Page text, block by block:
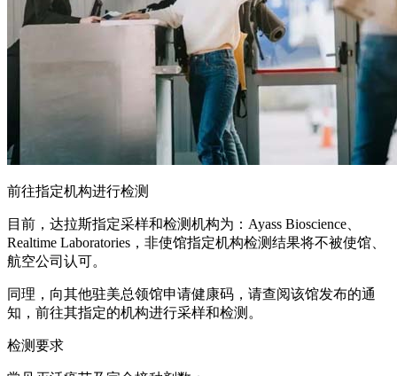
前往指定机构进行检测
目前，达拉斯指定采样和检测机构为：Ayass Bioscience、
Realtime Laboratories，非使馆指定机构检测结果将不被使馆、
航空公司认可。
同理，向其他驻美总领馆申请健康码，请查阅该馆发布的通
知，前往其指定的机构进行采样和检测。
检测要求